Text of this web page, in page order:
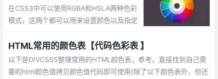
在CSS3中可以使用RGBA和HSLA两种色彩
模式，这两个都可以用来设置颜色以及指定
并且如果想要对颜色进行调整也无法简单做
到
HTML常用的颜色表【代码色彩表 】
以下是DIVCSS5整理常用的HTML颜色表，参考，直接找到自己需
要的html颜色值拷贝颜色值代码即可使用(除了以下颜色表外，你还